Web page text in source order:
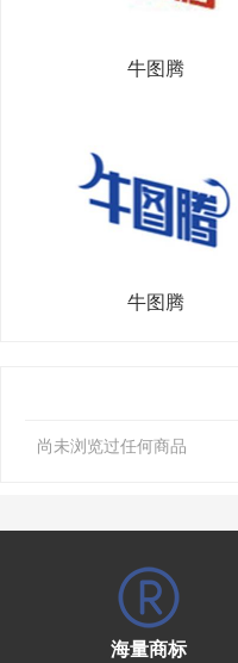
牛图腾
牛图腾
尚未浏览过任何商品
海量商标